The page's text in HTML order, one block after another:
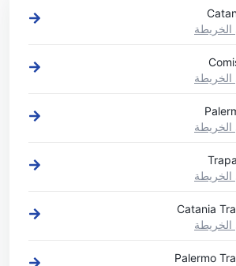
Catania
Palermo